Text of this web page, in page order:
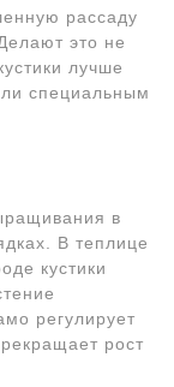
рассаду
это не
лучше
специальным
в
В теплице
кустики
регулирует
рост